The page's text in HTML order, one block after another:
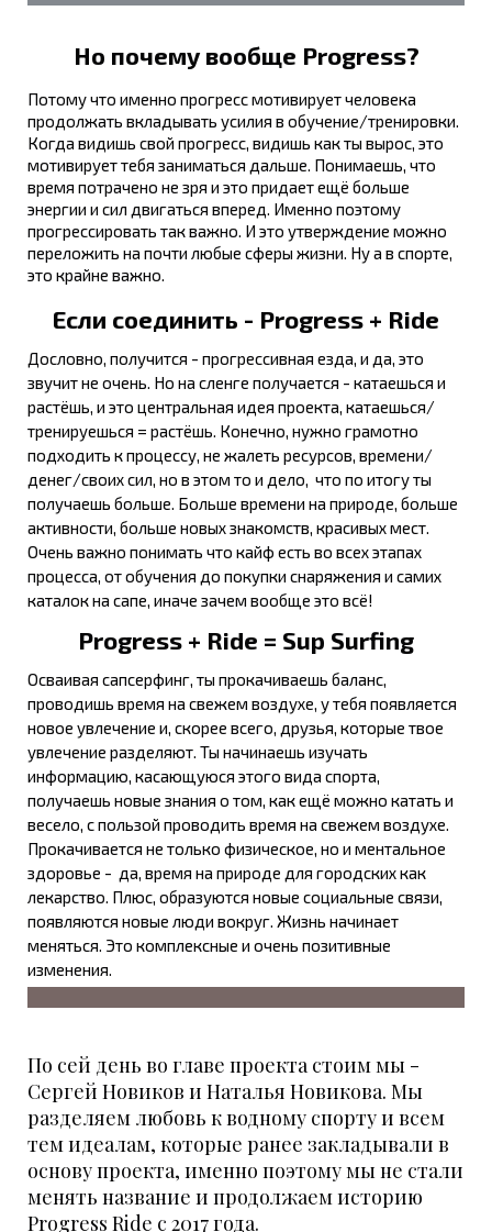
Но почему вообще Progress?
Потому что именно прогресс мотивирует человека
продолжать вкладывать усилия в обучение/тренировки.
Когда видишь свой прогресс, видишь как ты вырос, это
мотивирует тебя заниматься дальше. Понимаешь, что
время потрачено не зря и это придает ещё больше
энергии и сил двигаться вперед. Именно поэтому
прогрессировать так важно. И это утверждение можно
переложить на почти любые сферы жизни. Ну а в спорте,
это крайне важно.
Если соединить - Progress + Ride
Дословно, получится - прогрессивная езда, и да, это
звучит не очень. Но на сленге получается - катаешься и
растёшь, и это центральная идея проекта, катаешься/
тренируешься = растёшь. Конечно, нужно грамотно
подходить к процессу, не жалеть ресурсов, времени/
денег/своих сил, но в этом то и дело, что по итогу ты
получаешь больше. Больше времени на природе, больше
активности, больше новых знакомств, красивых мест.
Очень важно понимать что кайф есть во всех этапах
процесса, от обучения до покупки снаряжения и самих
каталок на сапе, иначе зачем вообще это всё!
Progress + Ride = Sup Surfing
Осваивая сапсерфинг, ты прокачиваешь баланс,
проводишь время на свежем воздухе, у тебя появляется
новое увлечение и, скорее всего, друзья, которые твое
увлечение разделяют. Ты начинаешь изучать
информацию, касающуюся этого вида спорта,
получаешь новые знания о том, как ещё можно катать и
весело, с пользой проводить время на свежем воздухе.
Прокачивается не только физическое, но и ментальное
здоровье - да, время на природе для городских как
лекарство. Плюс, образуются новые социальные связи,
появляются новые люди вокруг. Жизнь начинает
меняться. Это комплексные и очень позитивные
изменения.
По сей день во главе проекта стоим мы -
Сергей Новиков и Наталья Новикова. Мы
разделяем любовь к водному спорту и всем
тем идеалам, которые ранее закладывали в
основу проекта, именно поэтому мы не стали
менять название и продолжаем историю
Progress Ride с 2017 года.